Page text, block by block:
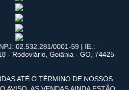
02.532.281/0001-59 | IE.:
- Rodoviário, Goiânia - GO, 74425-
ATÉ O TÉRMINO DE NOSSOS